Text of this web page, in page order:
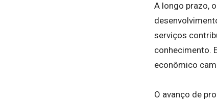
A longo prazo,
serviços
conhecimento.
econômico
O avanço de